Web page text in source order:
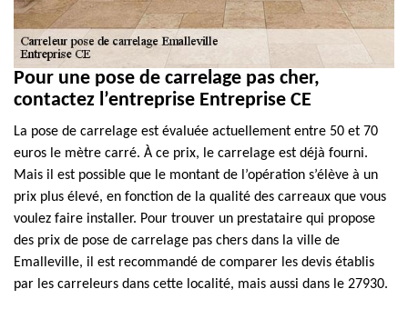
Pour une pose de carrelage pas cher,
contactez l’entreprise Entreprise CE
La pose de carrelage est évaluée actuellement entre 50 et 70
euros le mètre carré. À ce prix, le carrelage est déjà fourni.
Mais il est possible que le montant de l’opération s’élève à un
prix plus élevé, en fonction de la qualité des carreaux que vous
voulez faire installer. Pour trouver un prestataire qui propose
des prix de pose de carrelage pas chers dans la ville de
Emalleville, il est recommandé de comparer les devis établis
par les carreleurs dans cette localité, mais aussi dans le 27930.